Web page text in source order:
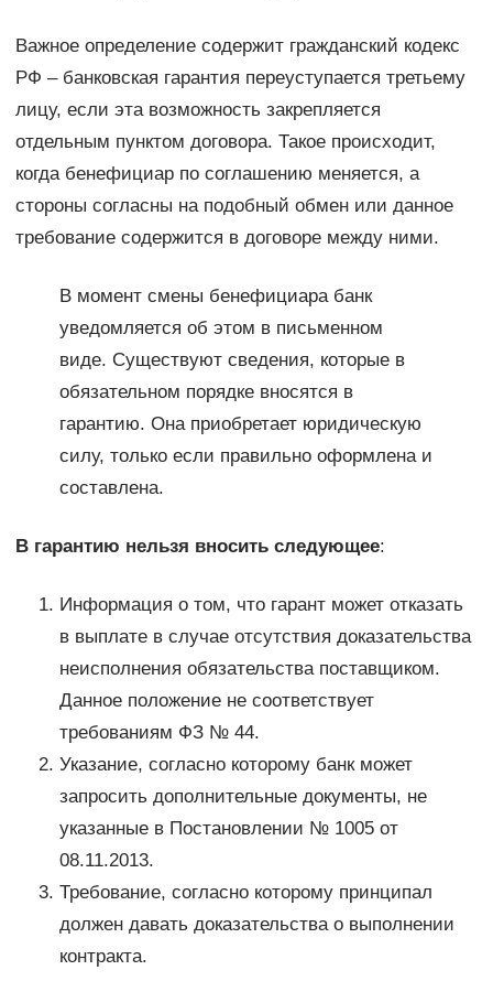
Важное определение содержит гражданский кодекс
РФ – банковская гарантия переуступается третьему
лицу, если эта возможность закрепляется
отдельным пунктом договора. Такое происходит,
когда бенефициар по соглашению меняется, а
стороны согласны на подобный обмен или данное
требование содержится в договоре между ними.
В момент смены бенефициара банк
уведомляется об этом в письменном
виде. Существуют сведения, которые в
обязательном порядке вносятся в
гарантию. Она приобретает юридическую
силу, только если правильно оформлена и
составлена.
В гарантию нельзя вносить следующее:
Информация о том, что гарант может отказать
в выплате в случае отсутствия доказательства
неисполнения обязательства поставщиком.
Данное положение не соответствует
требованиям ФЗ № 44.
Указание, согласно которому банк может
запросить дополнительные документы, не
указанные в Постановлении № 1005 от
08.11.2013.
Требование, согласно которому принципал
должен давать доказательства о выполнении
контракта.